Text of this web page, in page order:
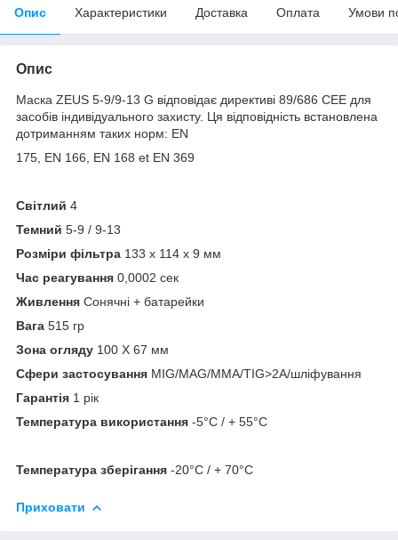
Опис Характеристики Доставка Оплата Умови
Опис
Маска ZEUS 5-9/9-13 G відповідає директиві 89/686 CEE для
засобів індивідуального захисту. Ця відповідність встановлена
дотриманням таких норм: EN
175, EN 166, EN 168 et EN 369
Світлий 4
Темний 5-9 / 9-13
Розміри фільтра 133 x 114 x 9 мм
Час реагування 0,0002 сек
Живлення Сонячні + батарейки
Вага 515 гр
Зона огляду 100 X 67 мм
Сфери застосування MIG/MAG/MMA/TIG>2A/шліфування
Гарантія 1 рік
Температура використання -5°C / + 55°C
Температура зберігання -20°C / + 70°C
Приховати